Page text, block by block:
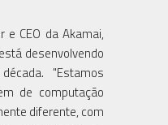
e CEO da Akamai,
desenvolvendo
"Estamos
de computação
diferente, com